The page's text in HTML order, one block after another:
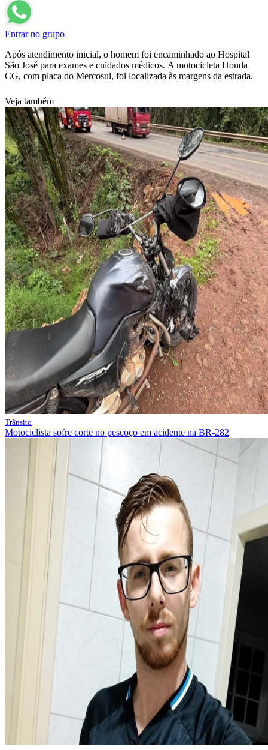
Entrar no grupo
Após atendimento inicial, o homem foi encaminhado ao Hospital
São José para exames e cuidados médicos. A motocicleta Honda
CG, com placa do Mercosul, foi localizada às margens da estrada.
Veja também
Trânsito
Motociclista sofre corte no pescoço em acidente na BR-282